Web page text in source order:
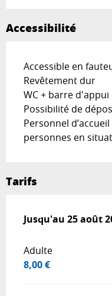
Accessibilité
Accessible en
Revêtement dur
WC + barre
Possibilité de
Personnel
personnes en
Tarifs
Du30 juin 2026au
Jusqu'au 25 août
Adulte
8,00 €